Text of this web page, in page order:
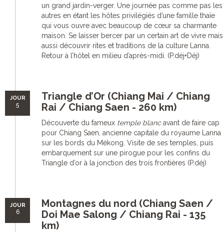
un grand jardin-verger. Une journée pas comme pas les
autres en étant les hôtes privilégiés d’une famille thaïe
qui vous ouvre avec beaucoup de cœur sa charmante
maison. Se laisser bercer par un certain art de vivre mais
aussi découvrir rites et traditions de la culture Lanna.
Retour à l’hôtel en milieu d’après-midi. (P.déj+Déj)
JOUR
5
Triangle d’Or (Chiang Mai / Chiang
Rai / Chiang Saen - 260 km)
Découverte du fameux temple blancavant de faire cap
pour Chiang Saen, ancienne capitale du royaume Lanna
sur les bords du Mékong. Visite de ses temples, puis
embarquement sur une pirogue pour les confins du
Triangle d’or à la jonction des trois frontières (P.déj)
JOUR
6
Montagnes du nord (Chiang Saen /
Doi Mae Salong / Chiang Rai - 135
km)